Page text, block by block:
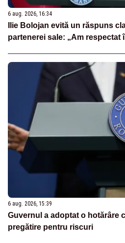
6 aug. 2026, 16:34
Ilie Bolojan evită un răspuns
partenerei sale: „Am respectat
6 aug. 2026, 15:39
Guvernul a adoptat o hotărâre
pregătire pentru riscuri